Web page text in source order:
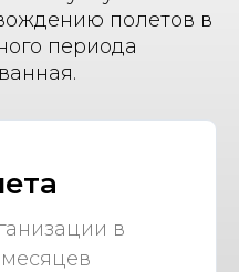
полетов в
периода
в